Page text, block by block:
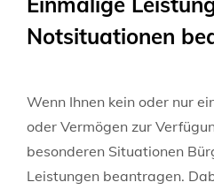
Notsituationen
Wenn Ihnen kein oder nur
oder Vermögen zur
besonderen Situationen
Leistungen beantragen.